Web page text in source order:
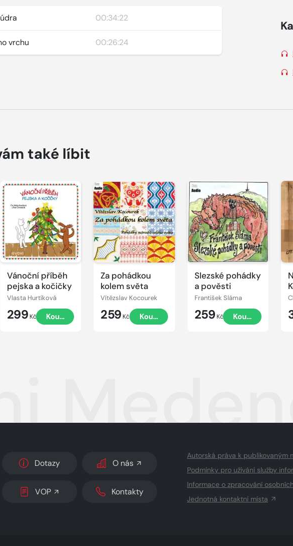
00:34:22
vrchu 00:26:24
také líbit
Vánoční příběh
pejska a kočičky
Vlasta Hurtíková
299 Kč Koupit
Přehrát
ukázku
Za pohádkou
kolem světa
Vítězslav Kocourek
259 Kč Koupit
Přehrát
ukázku
Slezské pohádky
a pověsti
František Sláma
259 Kč Koupit
Přehrát
ukázku
Dotazy O nás
VOP Kontakty
Autorská práva k publikovaným
Podmínky pro užívání služby
Informace o zpracování
Jednotná kontaktní místa